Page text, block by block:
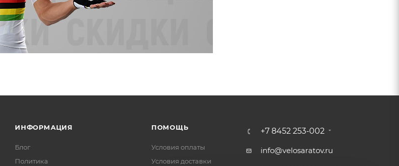
ИНФОРМАЦИЯ
Блог
Политика
ПОМОЩЬ
Условия оплаты
Условия доставки
+7 8452 253-002
info@velosaratov.ru